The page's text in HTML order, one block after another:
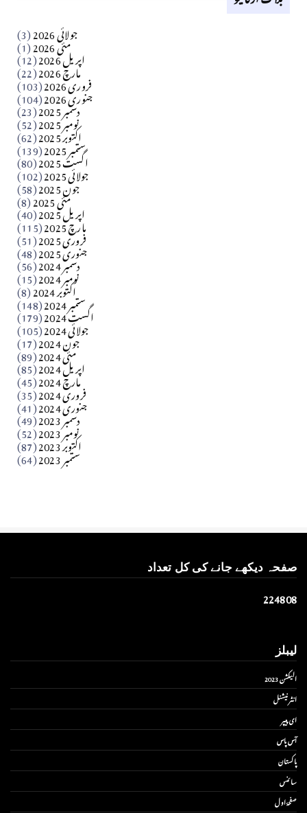
آزاد کشمیر جیسے احتجاج کی ضرورت ہے؟ از،،، ظہیرالدین
جولائی 2026 (3) مئی 2026 (1) اپریل 2026 (12) مارچ 2026 (22) فروری 2026 (103) جنوری 2026 (104) دسمبر 2025 (23) نومبر 2025 (52) اکتوبر 2025 (62) ستمبر 2025 (139) اگست 2025 (80) جولائی 2025 (102) جون 2025 (58) مئی 2025 (8) اپریل 2025 (40) مارچ 2025 (115) فروری 2025 (51) جنوری 2025 (48) دسمبر 2024 (56) نومبر 2024 (15) اکتوبر 2024 (8) ستمبر 2024 (148) اگست 2024 (179) جولائی 2024 (105) جون 2024 (17) مئی 2024 (89) اپریل 2024 (85) مارچ 2024 (45) فروری 2024 (35) جنوری 2024 (41) دسمبر 2023 (49) نومبر 2023 (52) اکتوبر 2023 (87) ستمبر 2023 (64)
صفحہ دیکھے جانے کی کل تعداد
224808
لیبلز
الیکشن 2023
انٹر نیشنل
ای پیپر
آس پاس
پاکستان
سائنس
صفحۂ اول